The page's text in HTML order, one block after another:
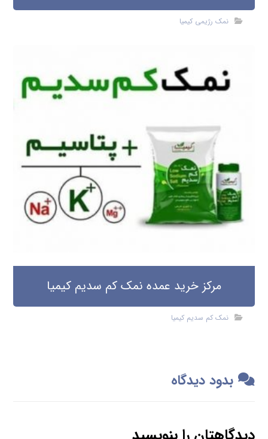
نمک رژیمی کیمیا
مرکز خرید عمده نمک کم سدیم کیمیا
نمک کم سدیم کیمیا
بدود دیدگاه